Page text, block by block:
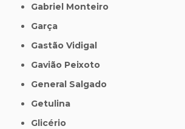
Gabriel Monteiro
Garça
Gastão Vidigal
Gavião Peixoto
General Salgado
Getulina
Glicério